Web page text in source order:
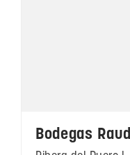
Bodegas